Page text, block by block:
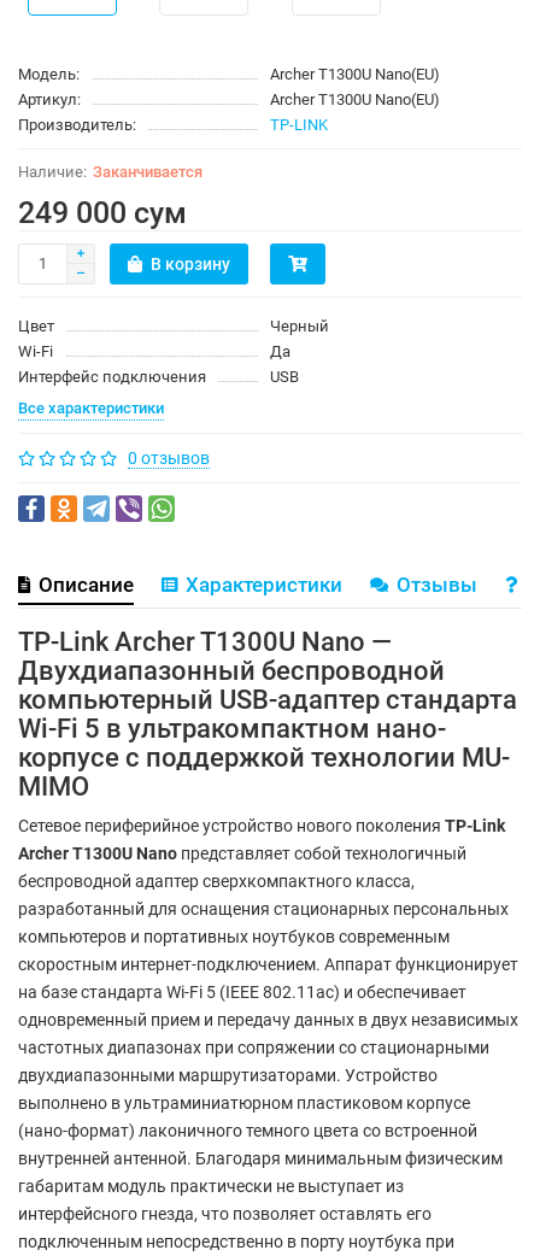
Модель:
Archer T1300U Nano(EU)
Артикул:
Archer T1300U Nano(EU)
Производитель:
TP-LINK
Заканчивается
249 000 сум
В корзину
Цвет
Черный
Wi-Fi
Да
Интерфейс подключения
USB
Все характеристики
0 отзывов
Описание Характеристики Отзывы
TP-Link Archer T1300U Nano —
Двухдиапазонный беспроводной
компьютерный USB-адаптер стандарта
Wi-Fi 5 в ультракомпактном нано-
корпусе с поддержкой технологии MU-
MIMO
Сетевое периферийное устройство нового поколения TP-Link
Archer T1300U Nano представляет собой технологичный
беспроводной адаптер сверхкомпактного класса,
разработанный для оснащения стационарных персональных
компьютеров и портативных ноутбуков современным
скоростным интернет-подключением. Аппарат функционирует
на базе стандарта Wi-Fi 5 (IEEE 802.11ac) и обеспечивает
одновременный прием и передачу данных в двух независимых
частотных диапазонах при сопряжении со стационарными
двухдиапазонными маршрутизаторами. Устройство
выполнено в ультраминиатюрном пластиковом корпусе
(нано-формат) лаконичного темного цвета со встроенной
внутренней антенной. Благодаря минимальным физическим
габаритам модуль практически не выступает из
интерфейсного гнезда, что позволяет оставлять его
подключенным непосредственно в порту ноутбука при